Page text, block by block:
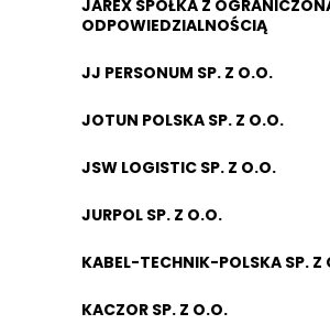
JAREX SPÓŁKA Z
ODPOWIEDZIALNOŚCIĄ
JJ PERSONUM SP. Z O.O.
JOTUN POLSKA SP. Z O.O.
JSW LOGISTIC SP. Z O.O.
JURPOL SP. Z O.O.
KABEL-TECHNIK-POLSKA SP. Z
KACZOR SP. Z O.O.